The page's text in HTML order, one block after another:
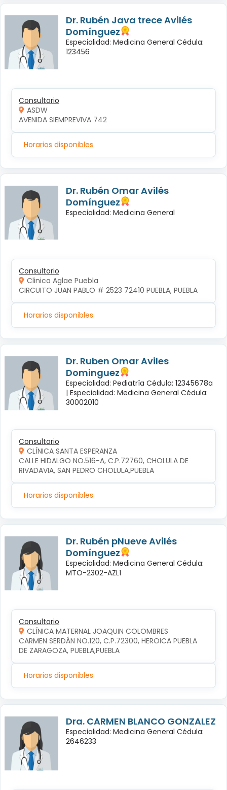
Dr. Rubén Java trece Avilés
Domínguez
Especialidad: Medicina General Cédula:
123456
Consultorio
ASDW
AVENIDA SIEMPREVIVA 742
Horarios disponibles
Dr. Rubén Omar Avilés
Domínguez
Especialidad: Medicina General
Consultorio
Clinica Aglae Puebla
CIRCUITO JUAN PABLO # 2523 72410 PUEBLA, PUEBLA
Horarios disponibles
Dr. Ruben Omar Aviles
Dominguez
Especialidad: Pediatría Cédula: 12345678a
| Especialidad: Medicina General Cédula:
30002010
Consultorio
CLÍNICA SANTA ESPERANZA
CALLE HIDALGO NO.516-A, C.P.72760, CHOLULA DE
RIVADAVIA, SAN PEDRO CHOLULA,PUEBLA
Horarios disponibles
Dr. Rubén pNueve Avilés
Domínguez
Especialidad: Medicina General Cédula:
MTO-2302-AZL1
Consultorio
CLÍNICA MATERNAL JOAQUIN COLOMBRES
CARMEN SERDÁN NO.120, C.P.72300, HEROICA PUEBLA
DE ZARAGOZA, PUEBLA,PUEBLA
Horarios disponibles
Dra. CARMEN BLANCO GONZALEZ
Especialidad: Medicina General Cédula:
2646233